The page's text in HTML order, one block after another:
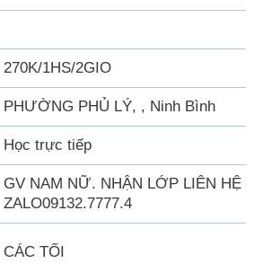
270K/1HS/2GIO
PHƯỜNG PHỦ LÝ, , Ninh Bình
Học trực tiếp
GV NAM NỮ. NHẬN LỚP LIÊN HỆ
ZALO09132.7777.4
CÁC TỐI